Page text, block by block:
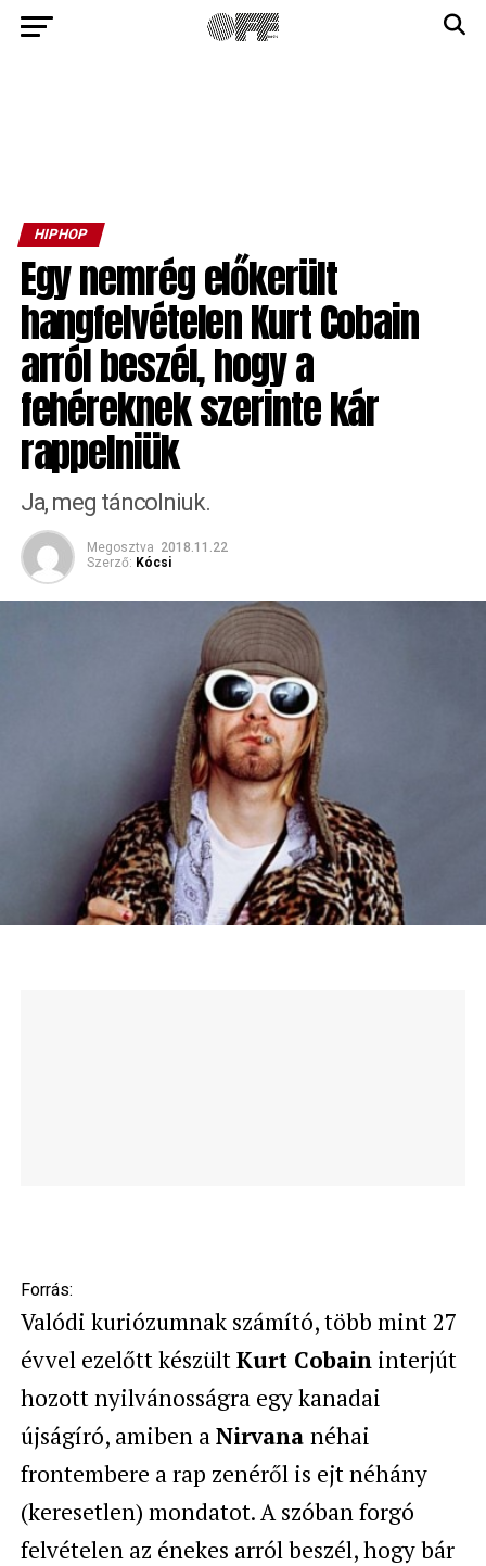
HIPHOP
Egy nemrég előkerült
hangfelvételen Kurt Cobain
arról beszél, hogy a
fehéreknek szerinte kár
rappelniük
Ja, meg táncolniuk.
Megosztva 2018.11.22
Szerző: Kócsi
Forrás:
Valódi kuriózumnak számító, több mint 27
évvel ezelőtt készültKurt Cobaininterjút
hozott nyilvánosságra egy kanadai
újságíró, amiben aNirvana néhai
frontembere a rap zenéről is ejt néhány
(keresetlen) mondatot. A szóban forgó
felvételen az énekes arról beszél, hogy bár